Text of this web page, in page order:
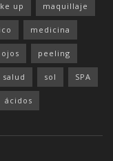
up maquillaje
medicina
ojos peeling
salud sol SPA
ácidos